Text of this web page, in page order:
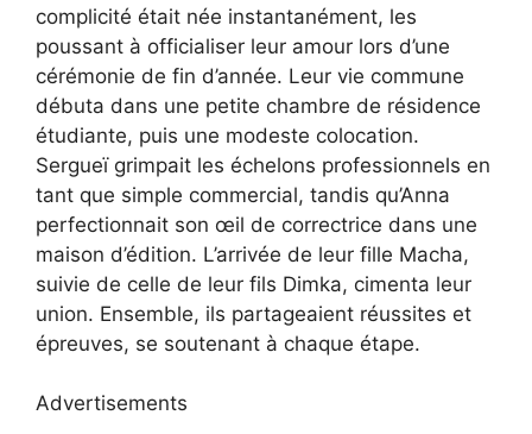
complicité était née instantanément, les
poussant à officialiser leur amour lors d’une
cérémonie de fin d’année. Leur vie commune
débuta dans une petite chambre de résidence
étudiante, puis une modeste colocation.
Sergueï grimpait les échelons professionnels en
tant que simple commercial, tandis qu’Anna
perfectionnait son œil de correctrice dans une
maison d’édition. L’arrivée de leur fille Macha,
suivie de celle de leur fils Dimka, cimenta leur
union. Ensemble, ils partageaient réussites et
épreuves, se soutenant à chaque étape.
Advertisements